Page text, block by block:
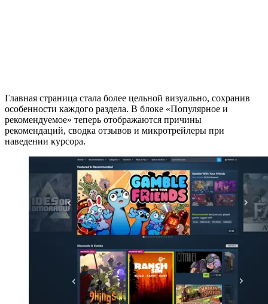
Главная страница стала более цельной визуально, сохранив
особенности каждого раздела. В блоке «Популярное и
рекомендуемое» теперь отображаются причины
рекомендаций, сводка отзывов и микротрейлеры при
наведении курсора.